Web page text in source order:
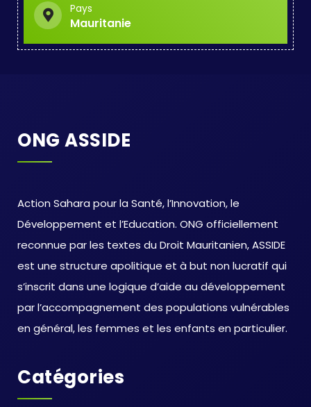
Pays
Mauritanie
ONG ASSIDE
Action Sahara pour la Santé, l’Innovation, le
Développement et l’Education. ONG officiellement
reconnue par les textes du Droit Mauritanien, ASSIDE
est une structure apolitique et à but non lucratif qui
s’inscrit dans une logique d’aide au développement
par l’accompagnement des populations vulnérables
en général, les femmes et les enfants en particulier.
Catégories